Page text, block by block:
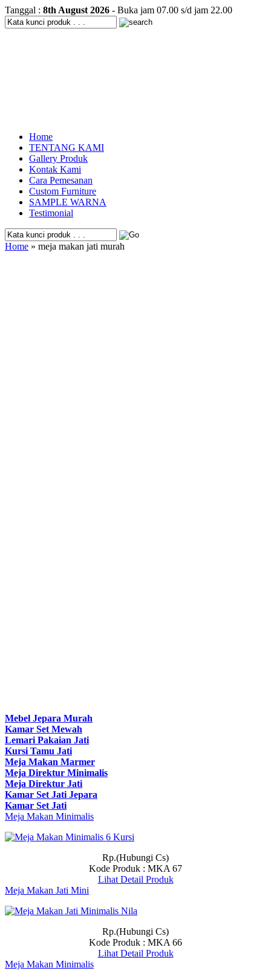
Tanggal : 8th August 2026 - Buka jam 07.00 s/d jam 22.00
Home
TENTANG KAMI
Gallery Produk
Kontak Kami
Cara Pemesanan
Custom Furniture
SAMPLE WARNA
Testimonial
Home » meja makan jati murah
Mebel Jepara Murah
Kamar Set Mewah
Lemari Pakaian Jati
Kursi Tamu Jati
Meja Makan Marmer
Meja Direktur Minimalis
Meja Direktur Jati
Kamar Set Jati Jepara
Kamar Set Jati
Meja Makan Minimalis
Rp.(Hubungi Cs)
Kode Produk : MKA 67
Lihat Detail Produk
Meja Makan Jati Mini
Rp.(Hubungi Cs)
Kode Produk : MKA 66
Lihat Detail Produk
Meja Makan Minimalis